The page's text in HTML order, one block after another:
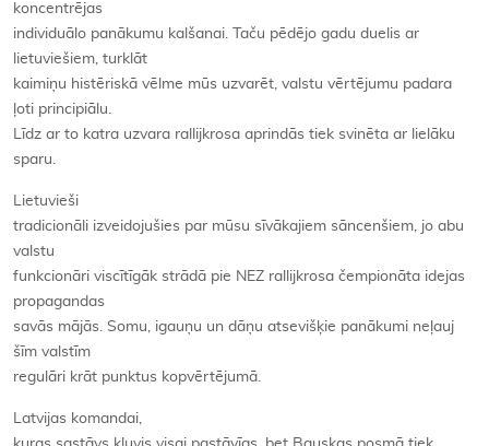
koncentrējas
individuālo panākumu kalšanai. Taču pēdējo gadu duelis ar
lietuviešiem, turklāt
kaimiņu histēriskā vēlme mūs uzvarēt, valstu vērtējumu padara
ļoti principiālu.
Līdz ar to katra uzvara rallijkrosa aprindās tiek svinēta ar lielāku
sparu.
Lietuvieši
tradicionāli izveidojušies par mūsu sīvākajiem sāncenšiem, jo abu
valstu
funkcionāri viscītīgāk strādā pie NEZ rallijkrosa čempionāta idejas
propagandas
savās mājās. Somu, igauņu un dāņu atsevišķie panākumi neļauj
šīm valstīm
regulāri krāt punktus kopvērtējumā.
Latvijas komandai,